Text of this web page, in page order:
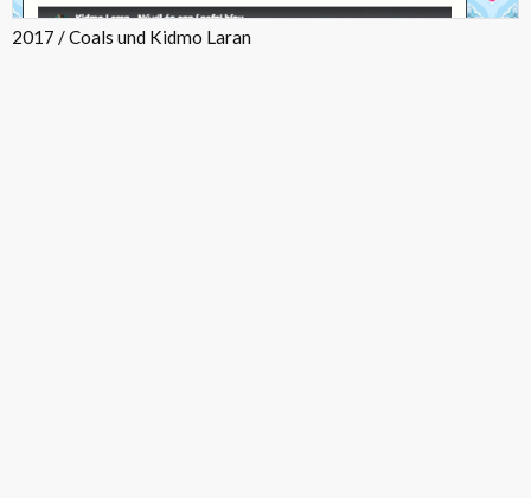
2017 / Coals und Kidmo Laran